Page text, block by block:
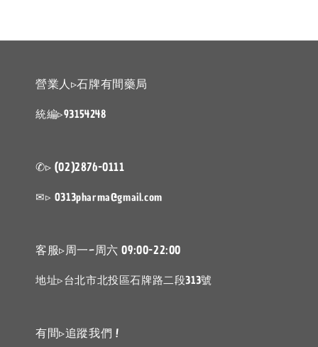
營業人▹石牌有間藥局
統編▹93154248
✆▹ (02)2876-0111
✉▹ 0313pharma@gmail.com
客服▹周一~周六 09:00-22:00
地址▹台北市北投區石牌路二段313號
有間▹追蹤我們 !